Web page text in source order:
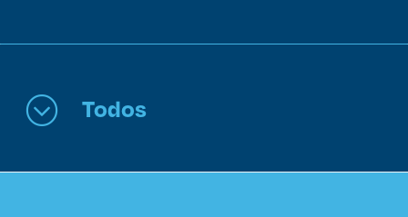
Becas Todos